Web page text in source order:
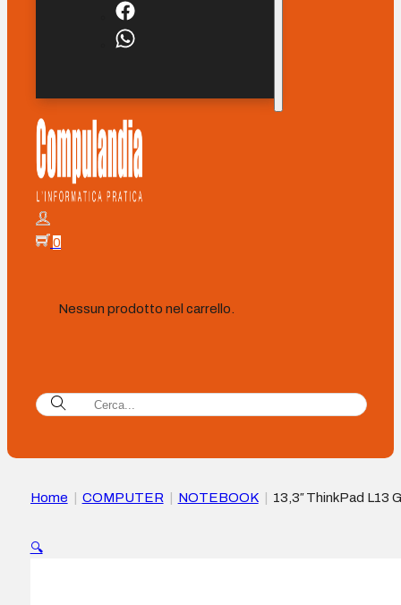
0
Nessun prodotto nel carrello.
Home COMPUTER NOTEBOOK
13,3″ ThinkPad L13
🔍